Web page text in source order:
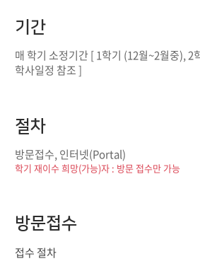
기간
매 학기 소정기간 [ 1학기 (12월~2월중), 2
학사일정 참조 ]
절차
방문접수, 인터넷(Portal)
학기 재이수 희망(가능)자 : 방문 접수만 가능
방문접수
접수 절차